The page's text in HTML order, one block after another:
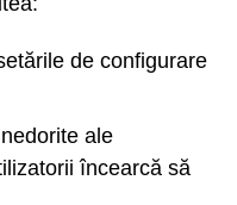
de configurare
ale
încearcă să